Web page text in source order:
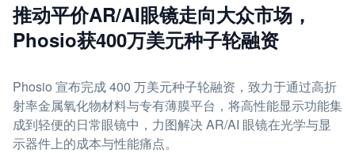
推动平价AR/AI眼镜走向大众市场，
Phosio获400万美元种子轮融资
Phosio 宣布完成 400 万美元种子轮融资，致力于通过高折
射率金属氧化物材料与专有薄膜平台，将高性能显示功能集
成到轻便的日常眼镜中，力图解决 AR/AI 眼镜在光学与显
示器件上的成本与性能痛点。